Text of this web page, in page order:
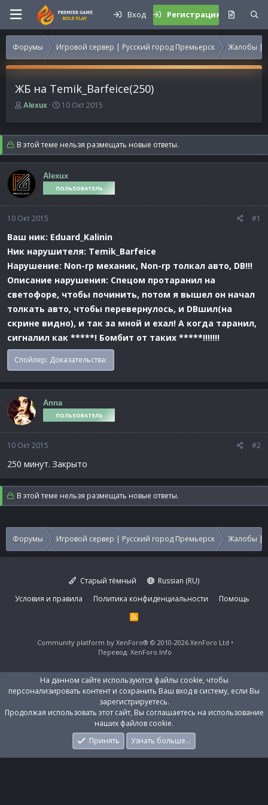
Вход Регистрация
Форумы Игровой сервер | Русский город Премьерск Жалобы |
ЖБ на Temik_Barfeice(250)
А
т
о
р
т
е
м
ы
Alexux
Д
т
а
н
а
а
л
10 Окт 2015
В этой теме нельзя размещать новые ответы.
Alexux
ПОЛЬЗОВАТЕЛЬ
10 Окт 2015 #1
Ваш ник: Eduard_Kalinin
Ник нарушителя: Temik_Barfeice
Нарушение: Non-rp механик, Non-rp толкал авто, DB!!!
Описание нарушения: Спецом протаранил на
светофоре, чтобы починить, потом я вышел он начал
толкать авто, чтобы перевернулось, и DBшил(на
скрине видно), и так за мной и ехал! А когда таранил,
сигналил как *****! Бомбит от таких *****!!!!!!!
Спойлер: Доказательства:
Anna
ПОЛЬЗОВАТЕЛЬ
10 Окт 2015 #2
250 минут. Закрыто
В этой теме нельзя размещать новые ответы.
Форумы Игровой сервер | Русский город Премьерск Жалобы |
Старый тёмный
Russian (RU)
Условия и правила
Политика конфиденциальности Помощь
R
S
Community platform by XenForo® © 2010-2026 XenForo Ltd
Перевод: XenForo.Info
На данном сайте используются файлы cookie, чтобы
персонализировать контент и сохранить Ваш вход в систему, если Вы
зарегистрируетесь.
Продолжая использовать этот сайт, Вы соглашаетесь на использование
наших файлов cookie.
Принять
Узнать больше…